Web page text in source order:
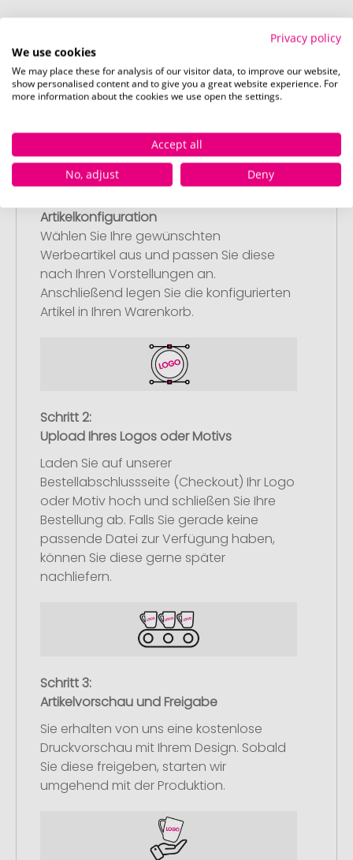
So einfach bestellen Sie Ihre Werbeartikel bei
Pinkcube
Artikelkonfiguration
Wählen Sie Ihre gewünschten
Werbeartikel aus und passen Sie diese
nach Ihren Vorstellungen an.
Anschließend legen Sie die konfigurierten
Artikel in Ihren Warenkorb.
Schritt 2:
Upload Ihres Logos oder Motivs
Laden Sie auf unserer
Bestellabschlussseite (Checkout) Ihr Logo
oder Motiv hoch und schließen Sie Ihre
Bestellung ab. Falls Sie gerade keine
passende Datei zur Verfügung haben,
können Sie diese gerne später
nachliefern.
Schritt 3:
Artikelvorschau und Freigabe
Sie erhalten von uns eine kostenlose
Druckvorschau mit Ihrem Design. Sobald
Sie diese freigeben, starten wir
umgehend mit der Produktion.
Privacy policy
We use cookies
We may place these for analysis of our visitor data, to improve our website,
show personalised content and to give you a great website experience. For
more information about the cookies we use open the settings.
Accept all
No, adjust
Deny